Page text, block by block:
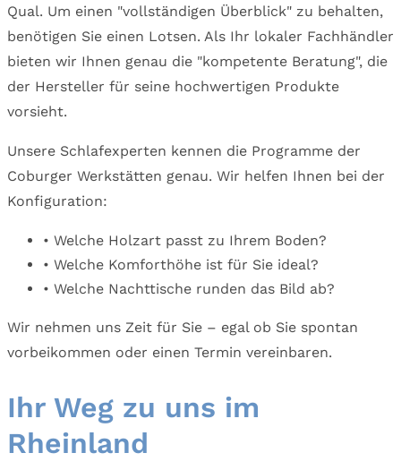
Qual. Um einen "vollständigen Überblick" zu behalten,
benötigen Sie einen Lotsen. Als Ihr lokaler Fachhändler
bieten wir Ihnen genau die "kompetente Beratung", die
der Hersteller für seine hochwertigen Produkte
vorsieht.
Unsere Schlafexperten kennen die Programme der
Coburger Werkstätten genau. Wir helfen Ihnen bei der
Konfiguration:
• Welche Holzart passt zu Ihrem Boden?
• Welche Komforthöhe ist für Sie ideal?
• Welche Nachttische runden das Bild ab?
Wir nehmen uns Zeit für Sie – egal ob Sie spontan
vorbeikommen oder einen Termin vereinbaren.
Ihr Weg zu uns im
Rheinland